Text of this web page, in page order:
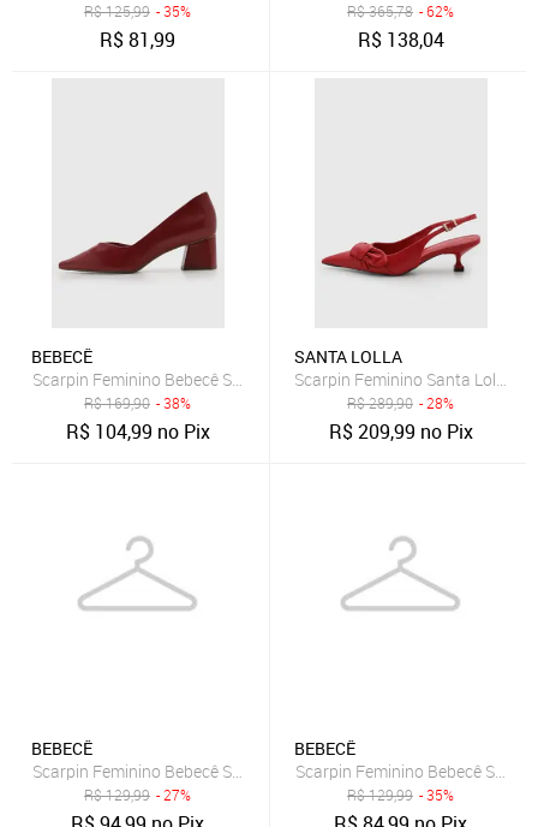
R$125,99 - 35%
R$81,99
R$365,78 - 62%
R$ 138,04
BEBECÊ
Scarpin Feminino Bebecê Salto Bloco Bico Fino Vermelho
R$169,90 - 38%
R$ 104,99 no Pix
SANTA LOLLA
Scarpin Feminino Santa Lolla
R$289,90 - 28%
R$209,99 no Pix
BEBECÊ
Scarpin Feminino Bebecê Salto Alto Bico Fino Vinho
R$129,99 - 27%
BEBECÊ
Scarpin Feminino Bebecê Salto
R$129,99 - 35%